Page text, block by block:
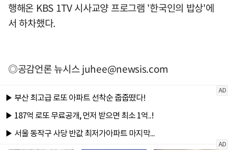
행해온 KBS 1TV 시사교양 프로그램 '한국인의 밥상'에
서 하차했다.
◎공감언론 뉴시스juhee@newsis.com